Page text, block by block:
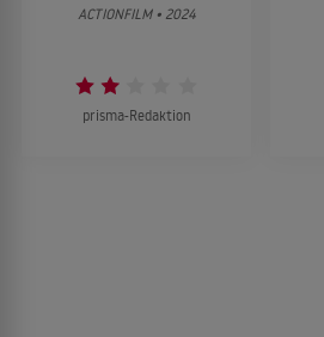
ACTIONFILM • 2024
prisma-Redaktion